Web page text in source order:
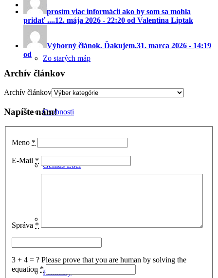
História
Zo starých máp
Osobnosti
Genius Loci
Pamiatky
prosím viac informácií ako by som sa mohla
pridať ....12. mája 2026 - 22:20 od Valentina Liptak
Výborný článok. Ďakujem.31. marca 2026 - 14:19
od
Archív článkov
Archív článkov
Napíšte nám!
Meno *
E-Mail *
Správa *
3 + 4 = ? Please prove that you are human by solving the
equation *